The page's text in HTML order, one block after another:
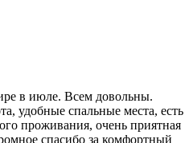
в июле. Всем довольны.
удобные спальные места, есть
проживания, очень приятная
спасибо за комфортный